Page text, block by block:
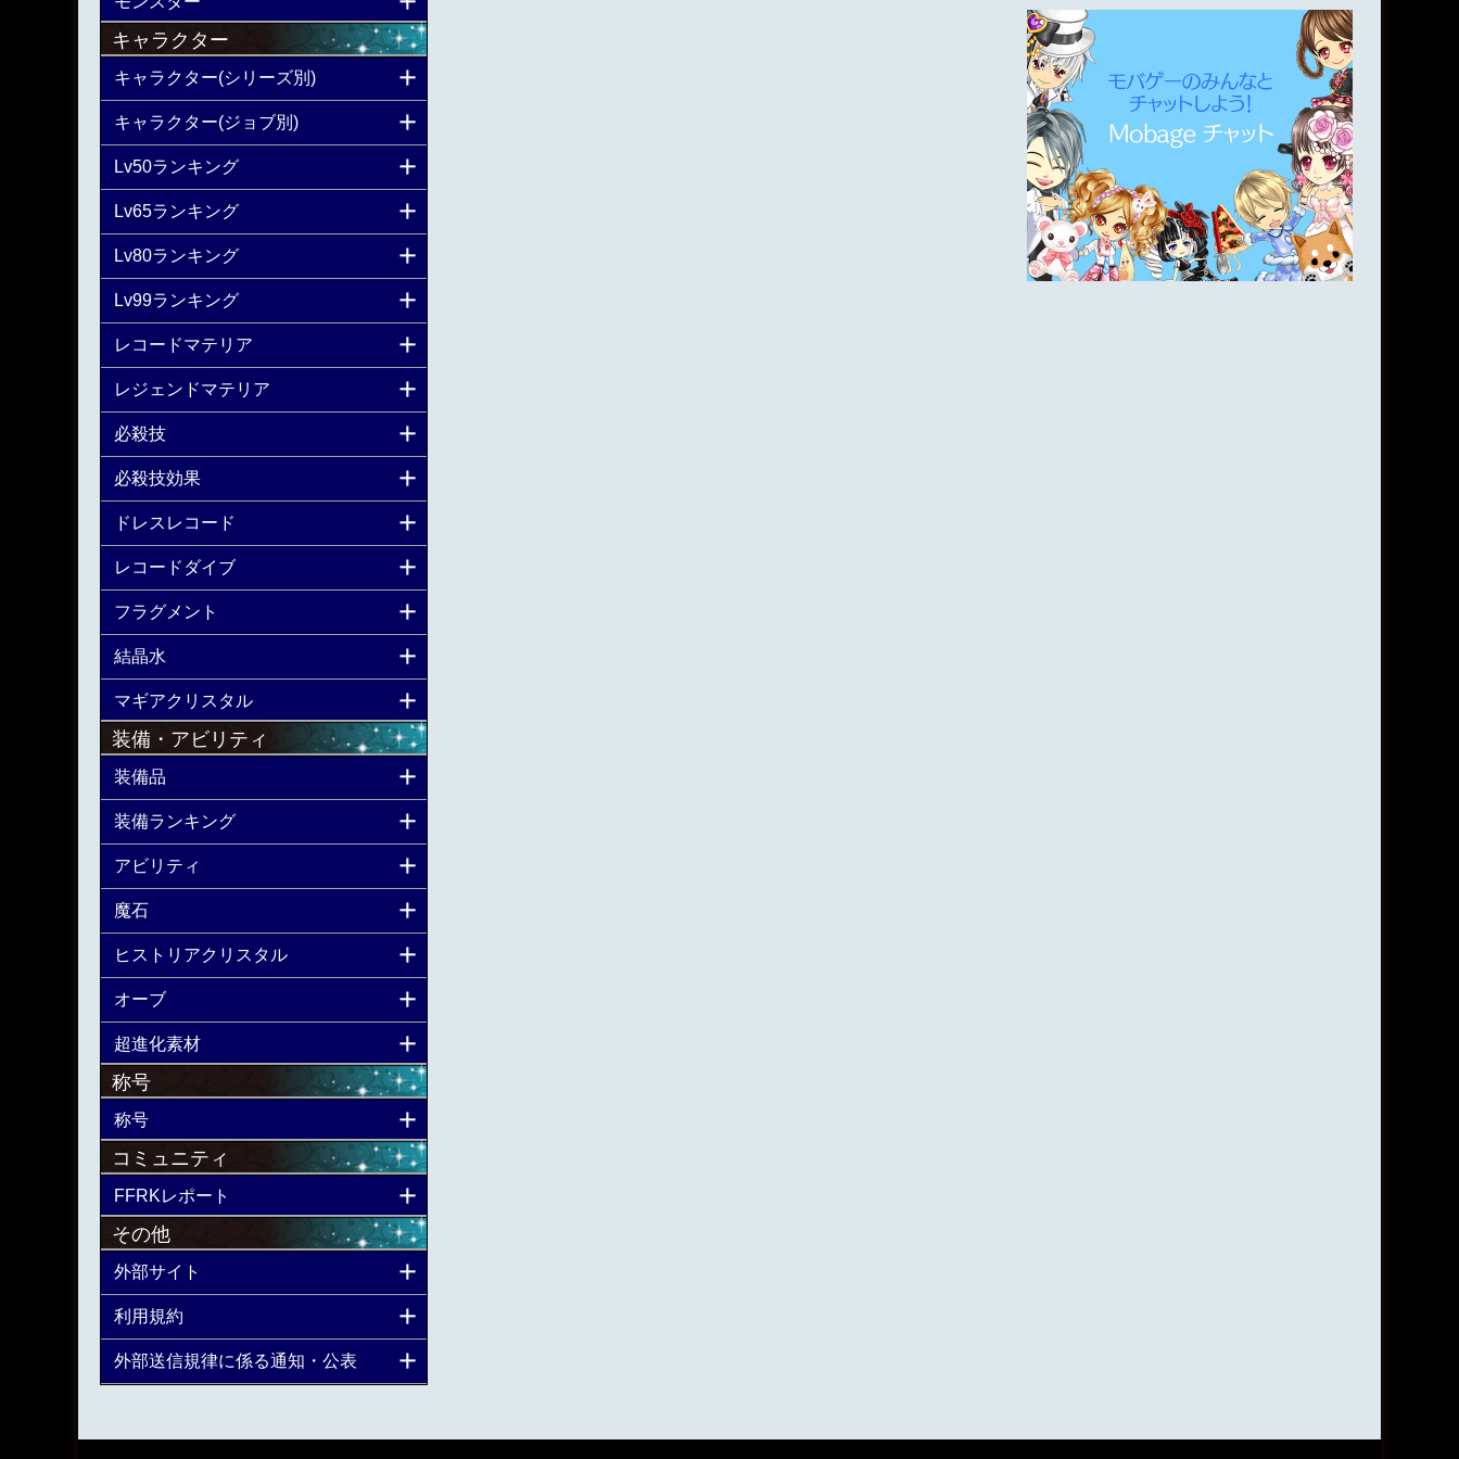
キャラクター
キャラクター(シリーズ別)
キャラクター(ジョブ別)
Lv50ランキング
Lv65ランキング
Lv80ランキング
Lv99ランキング
レコードマテリア
レジェンドマテリア
必殺技
必殺技効果
ドレスレコード
レコードダイブ
フラグメント
結晶水
マギアクリスタル
装備・アビリティ
装備品
装備ランキング
アビリティ
魔石
ヒストリアクリスタル
オーブ
超進化素材
称号
称号
コミュニティ
FFRKレポート
その他
外部サイト
利用規約
外部送信規律に係る通知・公表